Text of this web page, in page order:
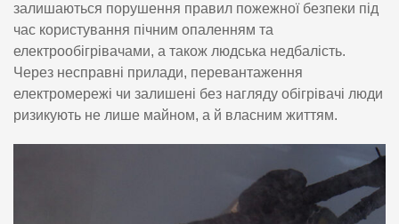
залишаються порушення правил пожежної безпеки під
час користування пічним опаленням та
електрообігрівачами, а також людська недбалість.
Через несправні прилади, перевантаження
електромережі чи залишені без нагляду обігрівачі люди
ризикують не лише майном, а й власним життям.